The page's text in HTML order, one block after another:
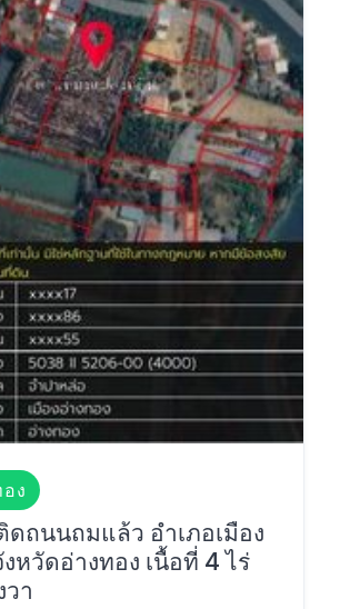
ง
ถนนถมแล้ว อำเภอเมือง
หวัดอ่างทอง เนื้อที่ 4 ไร่
า